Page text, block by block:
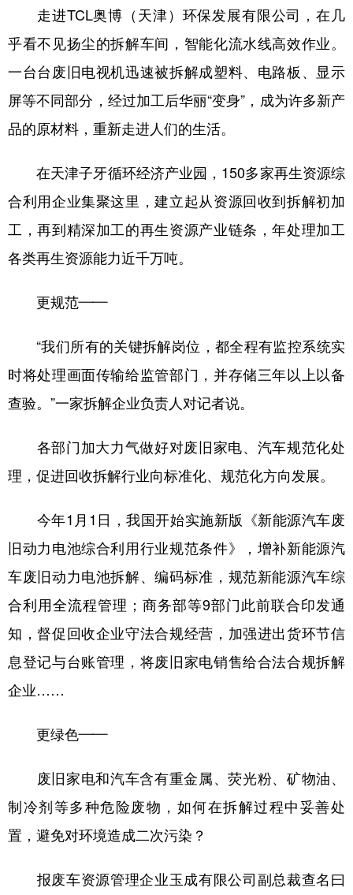
走进TCL奥博（天津）环保发展有限公司，在几
乎看不见扬尘的拆解车间，智能化流水线高效作业。
一台台废旧电视机迅速被拆解成塑料、电路板、显示
屏等不同部分，经过加工后华丽“变身”，成为许多新产
品的原材料，重新走进人们的生活。
在天津子牙循环经济产业园，150多家再生资源综
合利用企业集聚这里，建立起从资源回收到拆解初加
工，再到精深加工的再生资源产业链条，年处理加工
各类再生资源能力近千万吨。
更规范——
“我们所有的关键拆解岗位，都全程有监控系统实
时将处理画面传输给监管部门，并存储三年以上以备
查验。”一家拆解企业负责人对记者说。
各部门加大力气做好对废旧家电、汽车规范化处
理，促进回收拆解行业向标准化、规范化方向发展。
今年1月1日，我国开始实施新版《新能源汽车废
旧动力电池综合利用行业规范条件》，增补新能源汽
车废旧动力电池拆解、编码标准，规范新能源汽车综
合利用全流程管理；商务部等9部门此前联合印发通
知，督促回收企业守法合规经营，加强进出货环节信
息登记与台账管理，将废旧家电销售给合法合规拆解
企业……
更绿色——
废旧家电和汽车含有重金属、荧光粉、矿物油、
制冷剂等多种危险废物，如何在拆解过程中妥善处
置，避免对环境造成二次污染？
报废车资源管理企业玉成有限公司副总裁查名曰